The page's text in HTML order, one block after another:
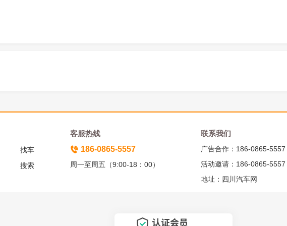
找车
搜索
客服热线
186-0865-5557
周一至周五（9:00-18：00）
联系我们
广告合作：186-0865-5557
活动邀请：186-0865-5557
地址：四川汽车网